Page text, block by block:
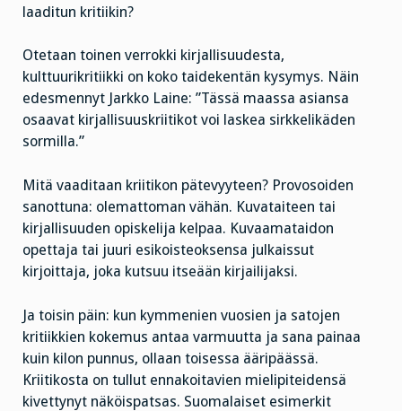
laaditun kritiikin?
Otetaan toinen verrokki kirjallisuudesta,
kulttuurikritiikki on koko taidekentän kysymys. Näin
edesmennyt Jarkko Laine: ”Tässä maassa asiansa
osaavat kirjallisuuskriitikot voi laskea sirkkelikäden
sormilla.”
Mitä vaaditaan kriitikon pätevyyteen? Provosoiden
sanottuna: olemattoman vähän. Kuvataiteen tai
kirjallisuuden opiskelija kelpaa. Kuvaamataidon
opettaja tai juuri esikoisteoksensa julkaissut
kirjoittaja, joka kutsuu itseään kirjailijaksi.
Ja toisin päin: kun kymmenien vuosien ja satojen
kritiikkien kokemus antaa varmuutta ja sana painaa
kuin kilon punnus, ollaan toisessa ääripäässä.
Kriitikosta on tullut ennakoitavien mielipiteidensä
kivettynyt näköispatsas. Suomalaiset esimerkit